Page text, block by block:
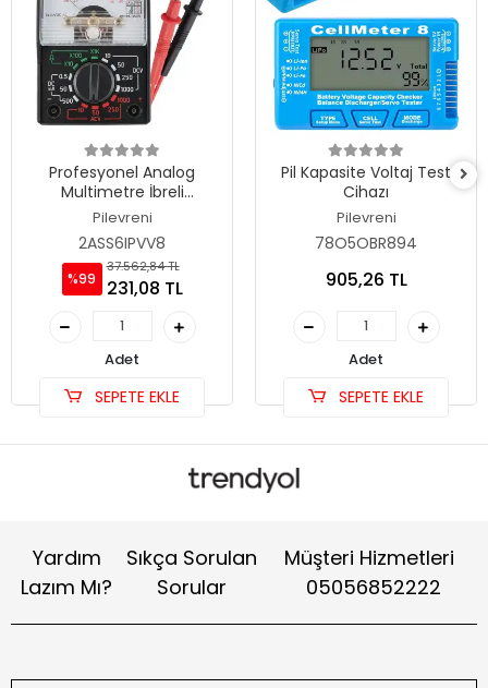
Profesyonel Analog
Multimetre İbreli
Avometre AC/DC Voltaj
ve Akım Ölçer Test Cihazı
Pilevreni
2ASS6IPVV8
%99
37.562,84 TL
231,08 TL
Adet
SEPETE EKLE
Pil Kapasite Voltaj Test
Cihazı
Pilevreni
78O5OBR894
905,26 TL
Adet
SEPETE EKLE
Yardım
Lazım Mı?
Sıkça Sorulan
Sorular
Müşteri Hizmetleri
05056852222